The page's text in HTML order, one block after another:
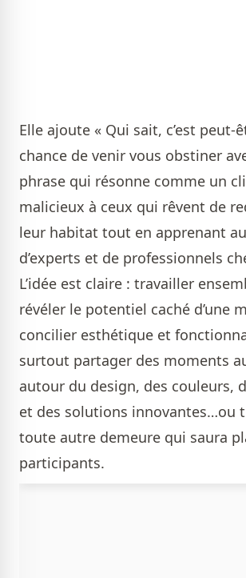
Elle ajoute « Qui sait, c’est peut-
chance de venir vous obstiner
phrase qui résonne comme un
malicieux à ceux qui rêvent de
leur habitat tout en apprenant
d’experts et de professionnels
L’idée est claire : travailler
révéler le potentiel caché d’une
concilier esthétique et
surtout partager des moments
autour du design, des couleurs,
et des solutions innovantes…ou
toute autre demeure qui saura
participants.